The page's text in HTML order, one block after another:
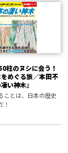
柱のヌシに会う！
めぐる旅／本田不
い神木』
ことは、日本の歴史
！